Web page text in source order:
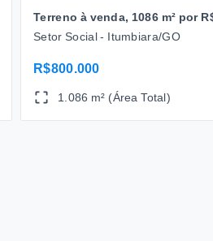
Setor Social - Itumbiara/GO
R$800.000
1.086 m² (Área Total)